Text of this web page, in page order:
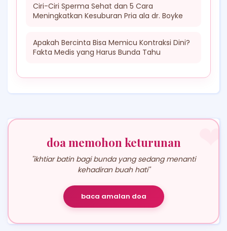
Ciri-Ciri Sperma Sehat dan 5 Cara
Meningkatkan Kesuburan Pria ala dr. Boyke
Apakah Bercinta Bisa Memicu Kontraksi Dini?
Fakta Medis yang Harus Bunda Tahu
❤
doa memohon keturunan
"ikhtiar batin bagi bunda yang sedang menanti
kehadiran buah hati"
baca amalan doa